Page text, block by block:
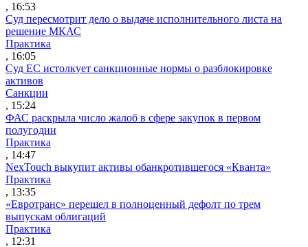
, 16:53
Суд пересмотрит дело о выдаче исполнительного листа на
решение МКАС
Практика
, 16:05
Суд ЕС истолкует санкционные нормы о разблокировке
активов
Санкции
, 15:24
ФАС раскрыла число жалоб в сфере закупок в первом
полугодии
Практика
, 14:47
NexTouch выкупит активы обанкротившегося «Кванта»
Практика
, 13:35
«Евротранс» перешел в полноценный дефолт по трем
выпускам облигаций
Практика
, 12:31